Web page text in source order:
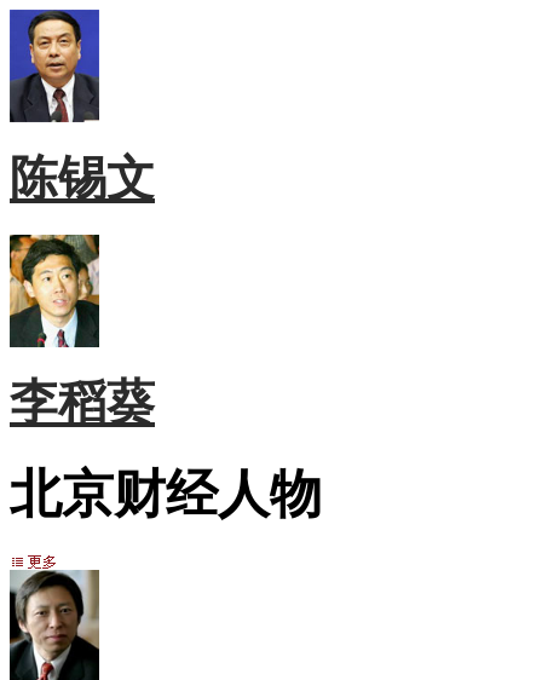
陈锡文
李稻葵
北京财经人物